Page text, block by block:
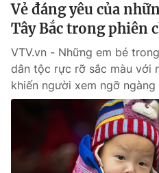
Chuyên mục khác
Emagazine
Photo
VTV Money
Vẻ đáng yêu của
Tây Bắc trong phiên
VTV.vn - Những em bé
dân tộc rực rỡ sắc màu với
khiến người xem ngỡ